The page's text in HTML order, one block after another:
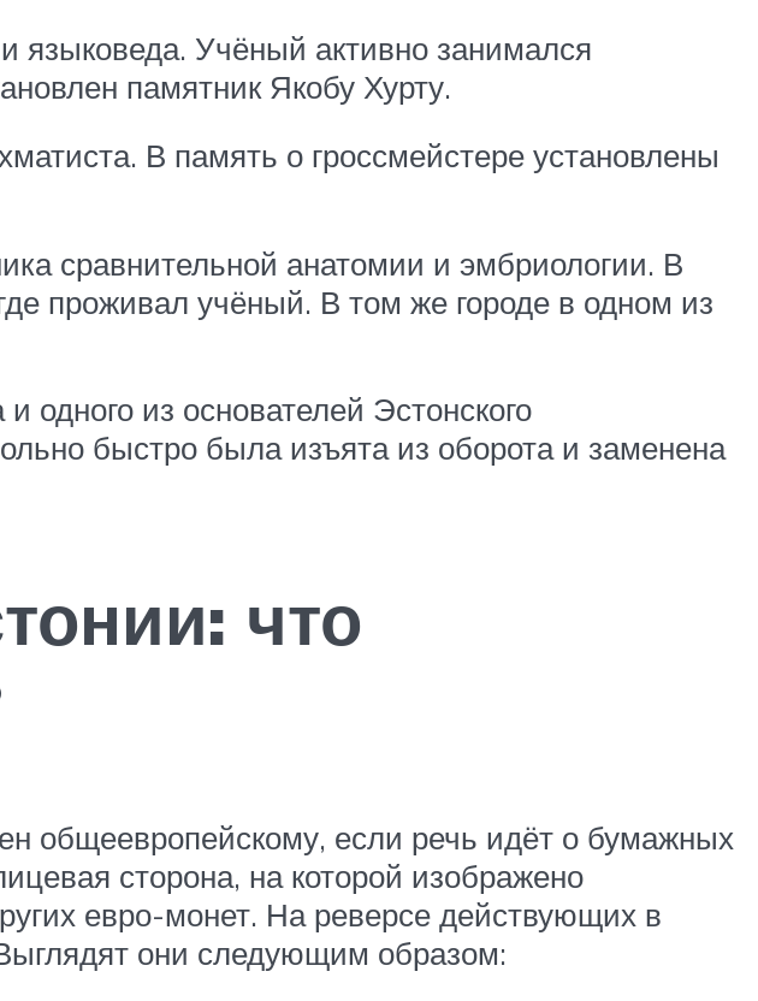
языковеда. Учёный активно занимался
памятник Якобу Хурту.
В память о гроссмейстере установлены
сравнительной анатомии и эмбриологии. В
проживал учёный. В том же городе в одном из
одного из основателей Эстонского
быстро была изъята из оборота и заменена
что
общеевропейскому, если речь идёт о бумажных
сторона, на которой изображено
евро-монет. На реверсе действующих в
они следующим образом: